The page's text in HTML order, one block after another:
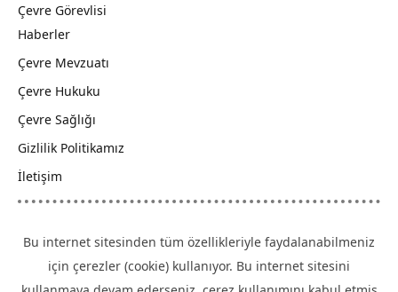
Çevre Görevlisi
Haberler
Çevre Mevzuatı
Çevre Hukuku
Çevre Sağlığı
Gizlilik Politikamız
İletişim
Bu internet sitesinden tüm özellikleriyle faydalanabilmeniz
için çerezler (cookie) kullanıyor. Bu internet sitesini